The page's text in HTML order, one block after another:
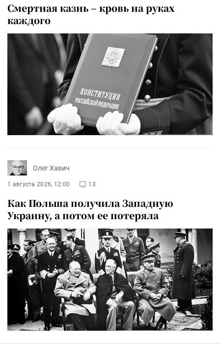
Смертная казнь – кровь на руках
каждого
Олег Хавич
1 августа 2026, 12:00 13
Как Польша получила Западную
Украину, а потом ее потеряла